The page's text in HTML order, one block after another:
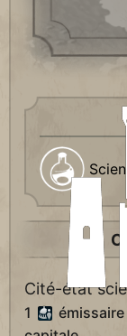
Cité-état
1 émissaire